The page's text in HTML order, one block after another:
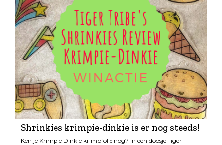
Shrinkies krimpie-dinkie is er nog steeds!
Ken je Krimpie Dinkie krimpfolie nog? In een doosje Tiger